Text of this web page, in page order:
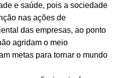
e saúde, pois a sociedade
nas ações de
das empresas, ao ponto
agridam o meio
metas para tornar o mundo